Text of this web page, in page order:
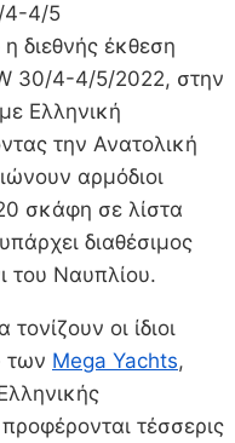
4-4/5
διεθνής έκθεση
30/4-4/5/2022, στην
Ελληνική
την Ανατολική
αρμόδιοι
σκάφη σε λίστα
διαθέσιμος
του Ναυπλίου.
οι ίδιοι
των Mega Yachts,
τέσσερις